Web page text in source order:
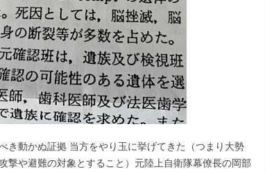
き動かぬ証拠 当方をやり玉に挙げてきた（つまり大勢
撃や避難の対象とすること）元陸上自衛隊幕僚長の岡部